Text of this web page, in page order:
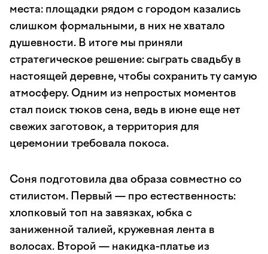
места: площадки рядом с городом казались
слишком формальными, в них не хватало
душевности. В итоге мы приняли
стратегическое решение: сыграть свадьбу в
настоящей деревне, чтобы сохранить ту самую
атмосферу. Одним из непростых моментов
стал поиск тюков сена, ведь в июне еще нет
свежих заготовок, а территория для
церемонии требовала покоса.
Соня подготовила два образа совместно со
стилистом. Первый — про естественность:
хлопковый топ на завязках, юбка с
заниженной талией, кружевная лента в
волосах. Второй — накидка-платье из